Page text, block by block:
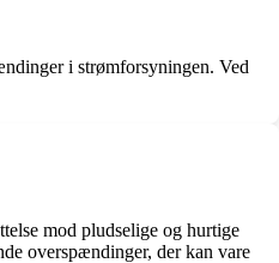
i strømforsyningen. Ved
mod pludselige og hurtige
overspændinger, der kan vare